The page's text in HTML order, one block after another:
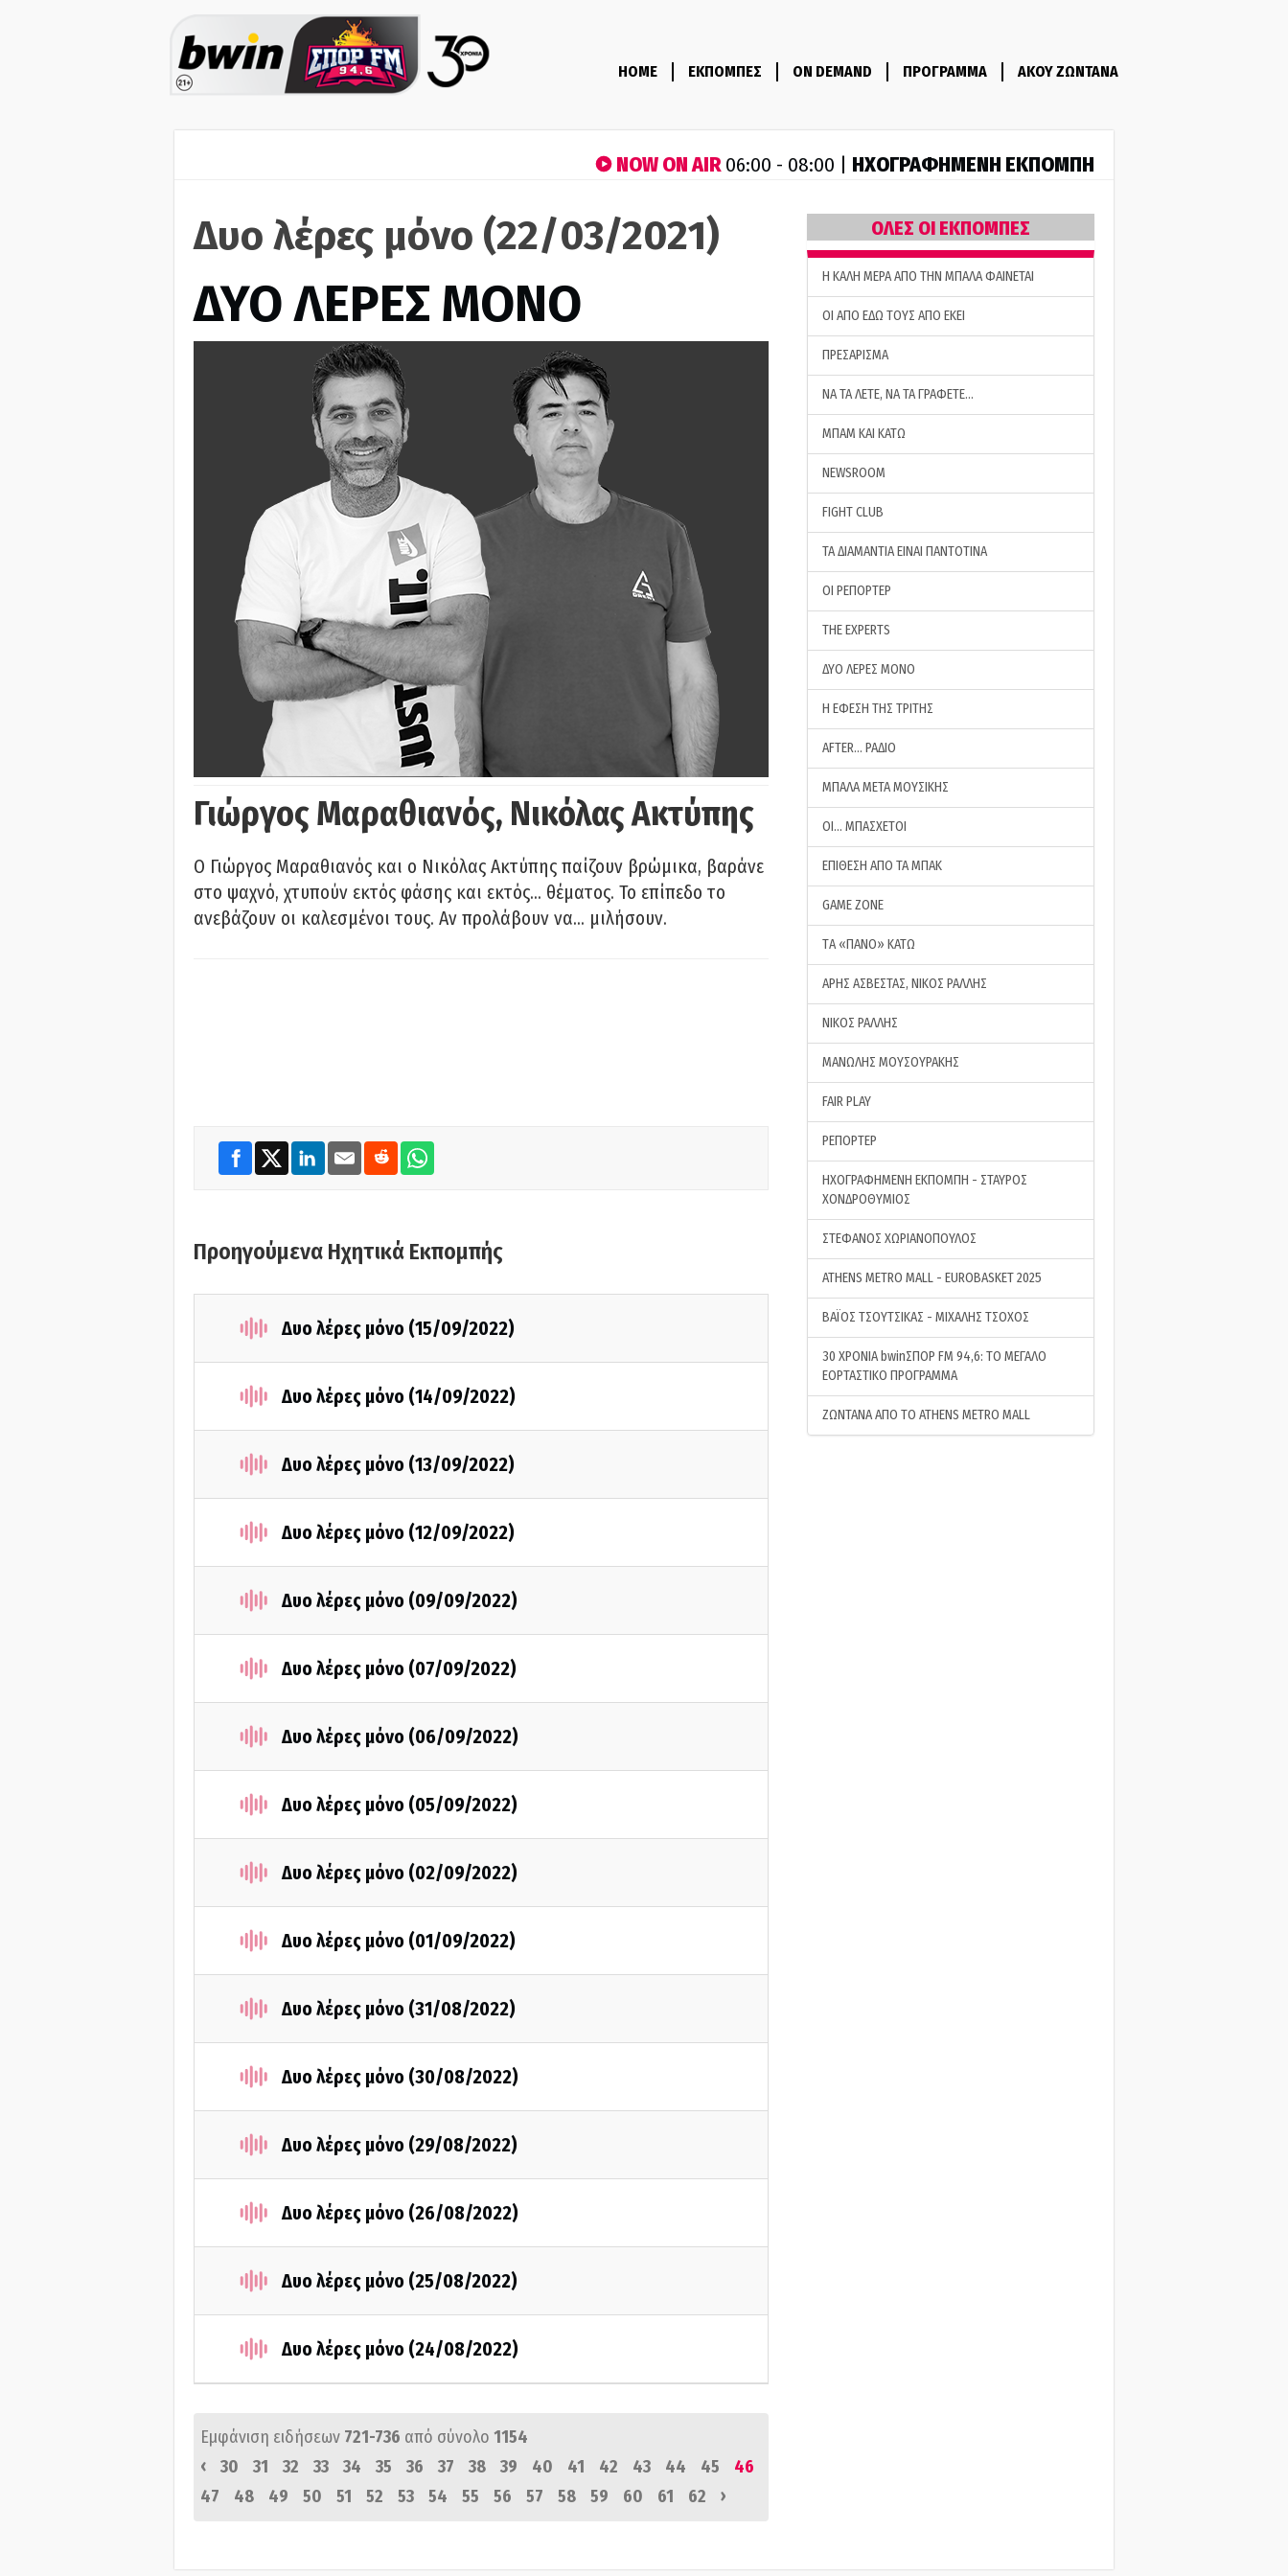
HOME ΕΚΠΟΜΠΕΣ ON DEMAND ΠΡΟΓΡΑΜΜΑ ΑΚΟΥ ΖΩΝΤΑΝΑ
NOW ON AIR06:00 - 08:00 | ΗΧΟΓΡΑΦΗΜΕΝΗ ΕΚΠΟΜΠΗ
Δυο λέρες μόνο (22/03/2021)
ΔΥΟ ΛΕΡΕΣ ΜΟΝΟ
Γιώργος Μαραθιανός, Νικόλας Ακτύπης
Ο Γιώργος Μαραθιανός και ο Νικόλας Ακτύπης παίζουν βρώμικα, βαράνε
στο ψαχνό, χτυπούν εκτός φάσης και εκτός… θέματος. Το επίπεδο το
ανεβάζουν οι καλεσμένοι τους. Αν προλάβουν να… μιλήσουν.
Προηγούμενα Ηχητικά Εκπομπής
Δυο λέρες μόνο (15/09/2022)
Δυο λέρες μόνο (14/09/2022)
Δυο λέρες μόνο (13/09/2022)
Δυο λέρες μόνο (12/09/2022)
Δυο λέρες μόνο (09/09/2022)
Δυο λέρες μόνο (07/09/2022)
Δυο λέρες μόνο (06/09/2022)
Δυο λέρες μόνο (05/09/2022)
Δυο λέρες μόνο (02/09/2022)
Δυο λέρες μόνο (01/09/2022)
Δυο λέρες μόνο (31/08/2022)
Δυο λέρες μόνο (30/08/2022)
Δυο λέρες μόνο (29/08/2022)
Δυο λέρες μόνο (26/08/2022)
Δυο λέρες μόνο (25/08/2022)
Δυο λέρες μόνο (24/08/2022)
Εμφάνιση ειδήσεων 721-736 από σύνολο 1154
‹
30 31 32 33 34 35 36 37 38 39 40 41 42 43 44 45
46
47
48 49 50 51 52 53 54 55 56 57 58 59 60 61 62 ›
ΟΛΕΣ ΟΙ ΕΚΠΟΜΠΕΣ
H ΚΑΛΗ ΜΕΡΑ ΑΠΟ ΤΗΝ ΜΠΑΛΑ ΦΑΙΝΕΤΑΙ
ΟΙ ΑΠΟ ΕΔΩ ΤΟΥΣ ΑΠΟ ΕΚΕΙ
ΠΡΕΣΑΡΙΣΜΑ
ΝΑ ΤΑ ΛΕΤΕ, ΝΑ ΤΑ ΓΡΑΦΕΤΕ…
ΜΠΑΜ ΚΑΙ ΚΑΤΩ
NEWSROOM
FIGHT CLUB
ΤΑ ΔΙΑΜΑΝΤΙΑ ΕΙΝΑΙ ΠΑΝΤΟΤΙΝΑ
ΟΙ ΡΕΠΟΡΤΕΡ
THE EXPERTS
ΔΥΟ ΛΕΡΕΣ ΜΟΝΟ
Η ΕΦΕΣΗ ΤΗΣ ΤΡΙΤΗΣ
AFTER… ΡΑΔΙΟ
ΜΠΑΛΑ ΜΕΤΑ ΜΟΥΣΙΚΗΣ
ΟΙ… ΜΠΑΣΧΕΤΟΙ
ΕΠΙΘΕΣΗ ΑΠΟ ΤΑ ΜΠΑΚ
GAME ZONE
ΤA «ΠΑΝΟ» ΚΑΤΩ
ΑΡΗΣ ΑΣΒΕΣΤΑΣ, ΝΙΚΟΣ ΡΑΛΛΗΣ
ΝΙΚΟΣ ΡΑΛΛΗΣ
ΜΑΝΩΛΗΣ ΜΟΥΣΟΥΡΑΚΗΣ
FAIR PLAY
ΡΕΠΟΡΤΕΡ
ΗΧΟΓΡΑΦΗΜΕΝΗ ΕΚΠΟΜΠΗ - ΣΤΑΥΡΟΣ
ΧΟΝΔΡΟΘΥΜΙΟΣ
ΣΤΕΦΑΝΟΣ ΧΩΡΙΑΝΟΠΟΥΛΟΣ
ATHENS METRO MALL - EUROBASKET 2025
ΒΑΪΟΣ ΤΣΟΥΤΣΙΚΑΣ - ΜΙΧΑΛΗΣ ΤΣΟΧΟΣ
30 ΧΡΟΝΙΑ bwinΣΠΟΡ FM 94,6: ΤΟ ΜΕΓΑΛΟ
ΕΟΡΤΑΣΤΙΚΟ ΠΡΟΓΡΑΜΜΑ
ΖΩΝΤΑΝΑ ΑΠΟ ΤΟ ATHENS METRO MALL